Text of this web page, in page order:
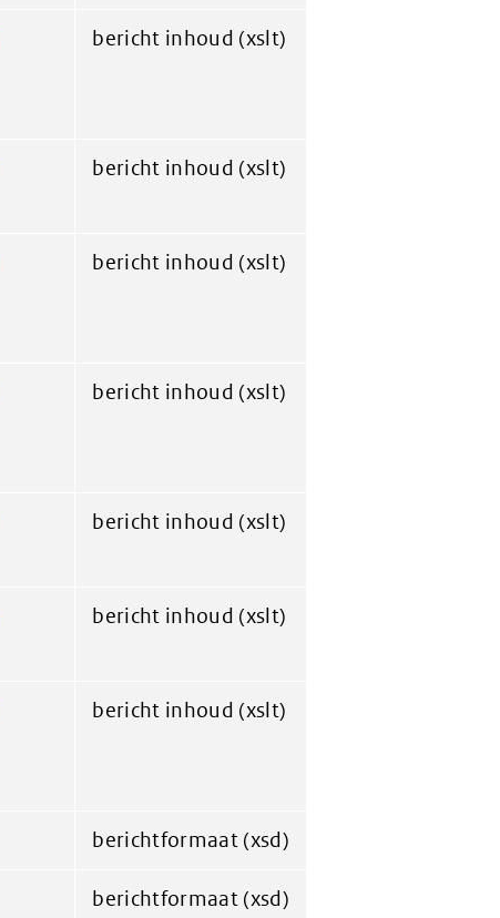
bericht inhoud (xslt)
bericht inhoud (xslt)
bericht inhoud (xslt)
bericht inhoud (xslt)
bericht inhoud (xslt)
bericht inhoud (xslt)
bericht inhoud (xslt)
berichtformaat (xsd)
berichtformaat (xsd)